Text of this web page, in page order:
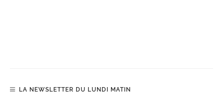
LA NEWSLETTER DU LUNDI MATIN